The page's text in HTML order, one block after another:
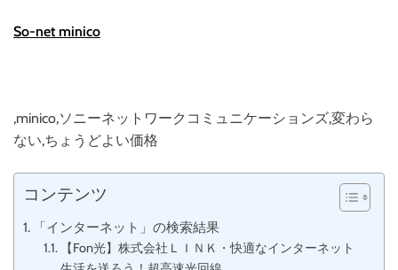
So-net minico
,minico,ソニーネットワークコミュニケーションズ,変わら
ない,ちょうどよい価格
コンテンツ
「インターネット」の検索結果
【Fon光】株式会社ＬＩＮＫ・快適なインターネット